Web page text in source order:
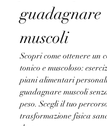
guadagnare
muscoli
Scopri come ottenere un
tonico e muscoloso:
piani alimentari
guadagnare muscoli
peso. Scegli il tuo
trasformazione fisica